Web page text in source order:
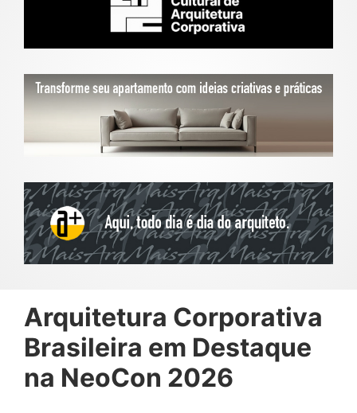
Arquitetura Corporativa
Brasileira em Destaque
na NeoCon 2026